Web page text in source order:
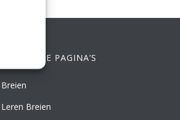
PAGINA’S
Breien
Leren Breien